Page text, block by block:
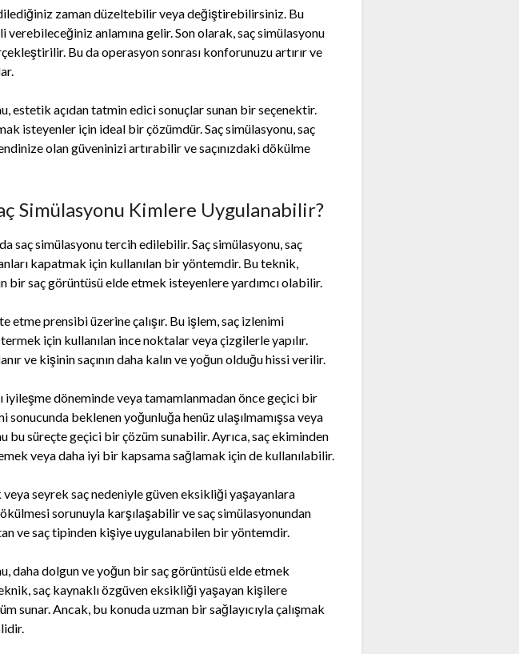
dilediğiniz zaman düzeltebilir veya değiştirebilirsiniz. Bu
anlamına gelir. Son olarak, saç simülasyonu
Bu da operasyon sonrası konforunuzu artırır ve
estetik açıdan tatmin edici sonuçlar sunan bir seçenektir.
isteyenler için ideal bir çözümdür. Saç simülasyonu, saç
olan güveninizi artırabilir ve saçınızdaki dökülme
Simülasyonu Kimlere Uygulanabilir?
saç simülasyonu tercih edilebilir. Saç simülasyonu, saç
kapatmak için kullanılan bir yöntemdir. Bu teknik,
saç görüntüsü elde etmek isteyenlere yardımcı olabilir.
etme prensibi üzerine çalışır. Bu işlem, saç izlenimi
için kullanılan ince noktalar veya çizgilerle yapılır.
ve kişinin saçının daha kalın ve yoğun olduğu hissi verilir.
iyileşme döneminde veya tamamlanmadan önce geçici bir
beklenen yoğunluğa henüz ulaşılmamışsa veya
bu süreçte geçici bir çözüm sunabilir. Ayrıca, saç ekiminden
veya daha iyi bir kapsama sağlamak için de kullanılabilir.
seyrek saç nedeniyle güven eksikliği yaşayanlara
sorunuyla karşılaşabilir ve saç simülasyonundan
ve saç tipinden kişiye uygulanabilen bir yöntemdir.
daha dolgun ve yoğun bir saç görüntüsü elde etmek
saç kaynaklı özgüven eksikliği yaşayan kişilere
sunar. Ancak, bu konuda uzman bir sağlayıcıyla çalışmak